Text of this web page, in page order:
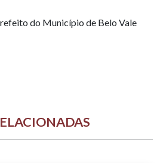
do Município de Belo Vale